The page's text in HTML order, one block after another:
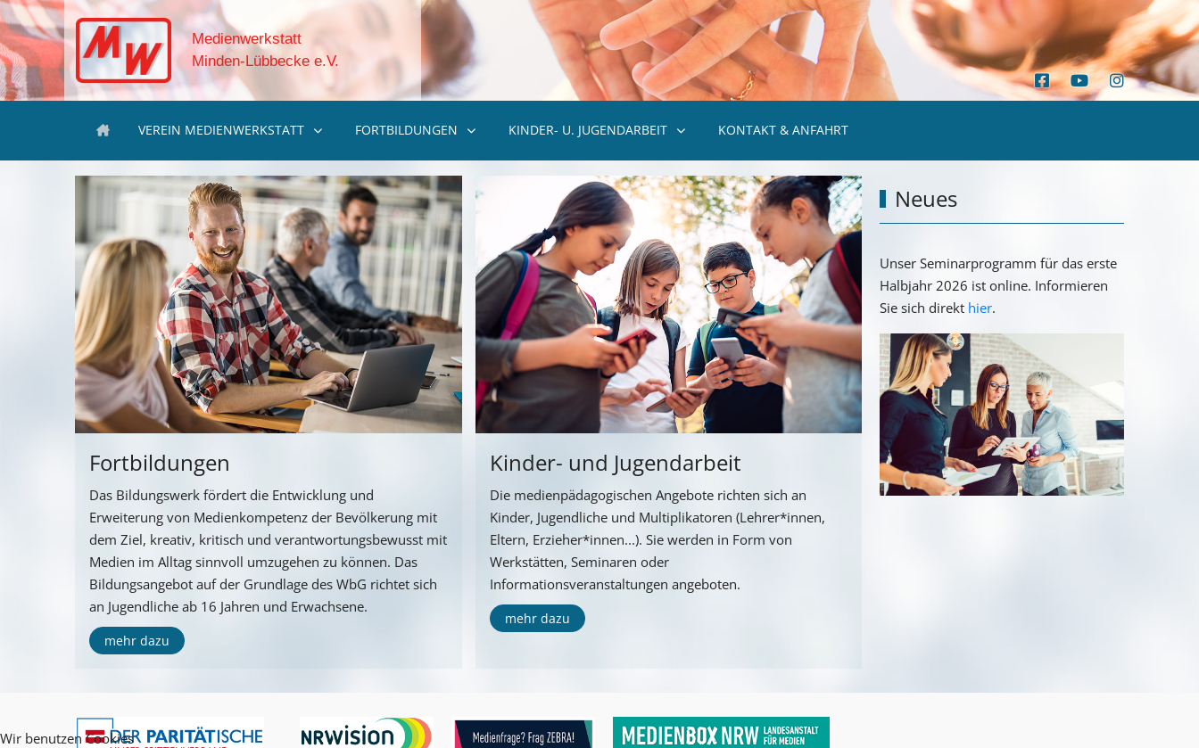
Medienwerkstatt
Minden-Lübbecke e.V.
VEREIN MEDIENWERKSTATT FORTBILDUNGEN KINDER- U. JUGENDARBEIT KONTAKT & ANFAHRT
Fortbildungen
Das Bildungswerk fördert die Entwicklung und
Erweiterung von Medienkompetenz der Bevölkerung mit
dem Ziel, kreativ, kritisch und verantwortungsbewusst mit
Medien im Alltag sinnvoll umzugehen zu können. Das
Bildungsangebot auf der Grundlage des WbG richtet sich
an Jugendliche ab 16 Jahren und Erwachsene.
mehr dazu
Kinder- und Jugendarbeit
Die medienpädagogischen Angebote richten sich an
Kinder, Jugendliche und Multiplikatoren (Lehrer*innen,
Eltern, Erzieher*innen...). Sie werden in Form von
Werkstätten, Seminaren oder
Informationsveranstaltungen angeboten.
mehr dazu
Neues
Unser Seminarprogramm für das erste
Halbjahr 2026 ist online. Informieren
Sie sich direkt hier.
Wir benutzen Cookies